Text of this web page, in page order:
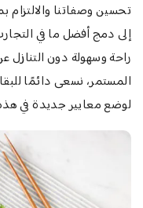
تحسين وصفاتنا والالتزام
إلى دمج أفضل ما في
راحة وسهولة دون التنازل
المستمر، نسعى دائمًا
لوضع معايير جديدة في